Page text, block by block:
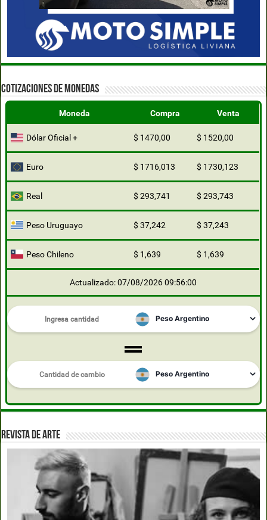
COTIZACIONES DE MONEDAS
Moneda Compra Venta
Dólar Oficial + $ 1470,00 $ 1520,00
Euro $ 1716,013 $ 1730,123
Real $ 293,741 $ 293,743
Peso Uruguayo $ 37,242 $ 37,243
Peso Chileno $ 1,639 $ 1,639
Actualizado: 07/08/2026 09:56:00
REVISTA DE ARTE